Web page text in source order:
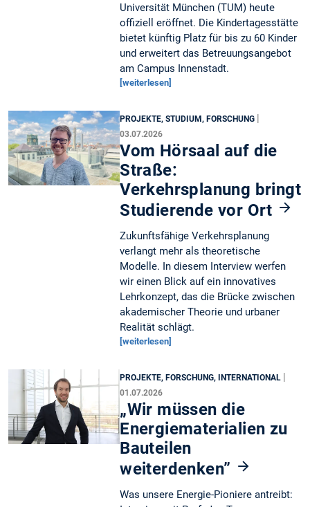
Universität München (TUM) heute
offiziell eröffnet. Die Kindertagesstätte
bietet künftig Platz für bis zu 60 Kinder
und erweitert das Betreuungsangebot
am Campus Innenstadt.
[weiterlesen]
PROJEKTE, STUDIUM, FORSCHUNG |
03.07.2026
Vom Hörsaal auf die
Straße:
Verkehrsplanung bringt
Studierende vor Ort
Zukunftsfähige Verkehrsplanung
verlangt mehr als theoretische
Modelle. In diesem Interview werfen
wir einen Blick auf ein innovatives
Lehrkonzept, das die Brücke zwischen
akademischer Theorie und urbaner
Realität schlägt.
[weiterlesen]
PROJEKTE, FORSCHUNG, INTERNATIONAL |
01.07.2026
„Wir müssen die
Energiematerialien zu
Bauteilen
weiterdenken”
Was unsere Energie-Pioniere antreibt: